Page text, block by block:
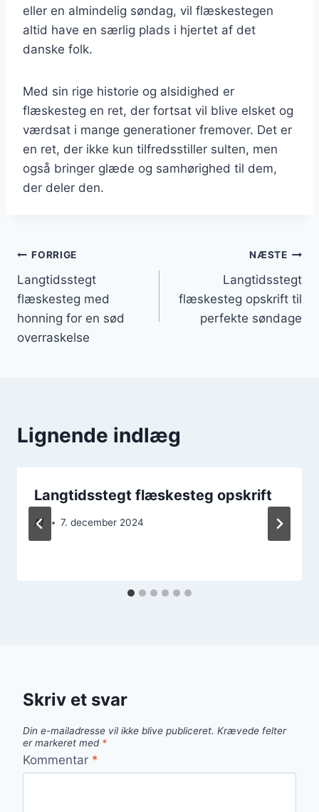
eller en almindelig søndag, vil flæskestegen
altid have en særlig plads i hjertet af det
danske folk.
Med sin rige historie og alsidighed er
flæskesteg en ret, der fortsat vil blive elsket og
værdsat i mange generationer fremover. Det er
en ret, der ikke kun tilfredsstiller sulten, men
også bringer glæde og samhørighed til dem,
der deler den.
Indlægsnavigation
FORRIGE
Langtidsstegt
flæskesteg med
honning for en sød
overraskelse
NÆSTE
Langtidsstegt
flæskesteg opskrift til
perfekte søndage
Lignende indlæg
Langtidsstegt flæskesteg opskrift
Af 7. december 2024
Skriv et svar
Din e-mailadresse vil ikke blive publiceret. Krævede felter
er markeret med *
Kommentar *